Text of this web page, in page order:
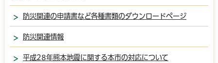
防災関連の申請書など各種書類のダウンロードページ
防災関連情報
平成28年熊本地震に関する本市の対応について